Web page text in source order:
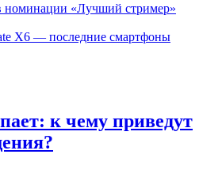
номинации «Лучший стример»
X6 — последние смартфоны
к чему приведут